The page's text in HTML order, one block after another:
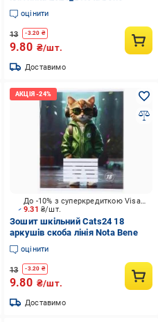
оцінити
13 -3.20 ₴
9.80 ₴/шт.
Доставимо
9.31 ₴/шт.
До -10% з суперкредиткою Visa Вигода
Зошит шкільний Cats24 18
аркушів скоба лінія Nota Bene
оцінити
13 -3.20 ₴
9.80 ₴/шт.
Доставимо